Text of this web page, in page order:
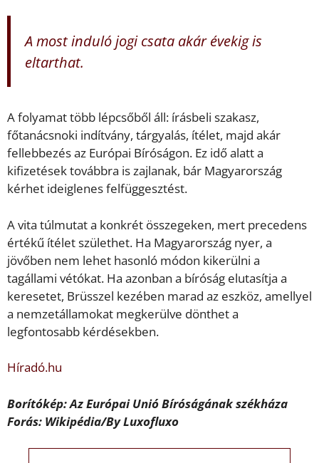
A most induló jogi csata akár évekig is
eltarthat.
A folyamat több lépcsőből áll: írásbeli szakasz,
főtanácsnoki indítvány, tárgyalás, ítélet, majd akár
fellebbezés az Európai Bíróságon. Ez idő alatt a
kifizetések továbbra is zajlanak, bár Magyarország
kérhet ideiglenes felfüggesztést.
A vita túlmutat a konkrét összegeken, mert precedens
értékű ítélet születhet. Ha Magyarország nyer, a
jövőben nem lehet hasonló módon kikerülni a
tagállami vétókat. Ha azonban a bíróság elutasítja a
keresetet, Brüsszel kezében marad az eszköz, amellyel
a nemzetállamokat megkerülve dönthet a
legfontosabb kérdésekben.
Híradó.hu
Borítókép: Az Európai Unió Bíróságának székháza
Forás: Wikipédia/By Luxofluxo